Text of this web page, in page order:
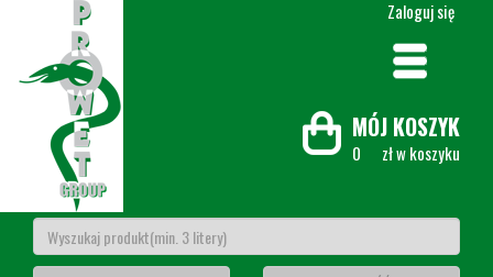
Zaloguj się
MÓJ KOSZYK
0 zł w koszyku